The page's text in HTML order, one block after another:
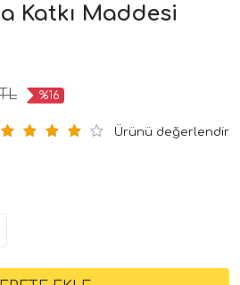
Katkı Maddesi
%16
Ürünü değerlendir